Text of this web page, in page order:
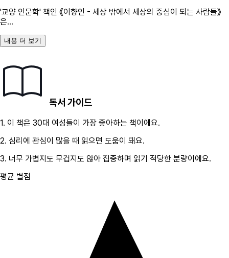
'교양 인문학' 책인 《이향인 - 세상 밖에서 세상의 중심이 되는 사람들》
은...
내용 더 보기
독서 가이드
1. 이 책은 30대 여성들이 가장 좋아하는 책이에요.
2. 심리 에 관심이 많을 때 읽으면 도움이 돼요.
3. 너무 가볍지도 무겁지도 않아 집중하며 읽기 적당한 분량이에요.
평균 별점